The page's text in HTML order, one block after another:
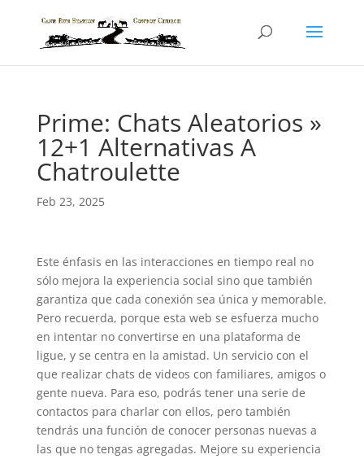
Prime: Chats Aleatorios »
12+1 Alternativas A
Chatroulette
Feb 23, 2025
Este énfasis en las interacciones en tiempo real no
sólo mejora la experiencia social sino que también
garantiza que cada conexión sea única y memorable.
Pero recuerda, porque esta web se esfuerza mucho
en intentar no convertirse en una plataforma de
ligue, y se centra en la amistad. Un servicio con el
que realizar chats de videos con familiares, amigos o
gente nueva. Para eso, podrás tener una serie de
contactos para charlar con ellos, pero también
tendrás una función de conocer personas nuevas a
las que no tengas agregadas. Mejore su experiencia